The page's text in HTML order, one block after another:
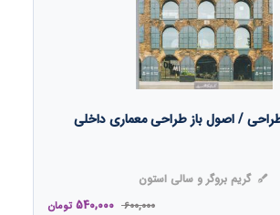
/ اصول باز طراحی معماری داخلی
گریم بروگر و سالی استون
600,000
540,000 تومان